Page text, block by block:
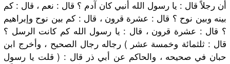
أن رجلاً قال : يا رسول الله أنبي كان آدم ؟ قال : نعم ، قال : كم
بينه وبين نوح ؟ قال : عشرة قرون ، قال : كم بين نوح وإبراهيم
؟ قال : عشرة قرون ، قال : يا رسول الله كم كانت الرسل ؟
قال : ثلثمائة وخمسة عشر ) رجاله رجال الصحيح ، وأخرج ابن
حبان في صحيحه ، والحاكم عن أبي ذر قال : ( قلت يا رسول